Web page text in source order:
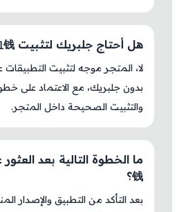
هل أحتاج جلبريك لتثبيت 杀手4：血钱؟
بدون جلبريك، مع الاعتماد على
والتثبيت الصحيحة داخل المتجر.
钱؟
بعد التأكد من التطبيق والإصدار